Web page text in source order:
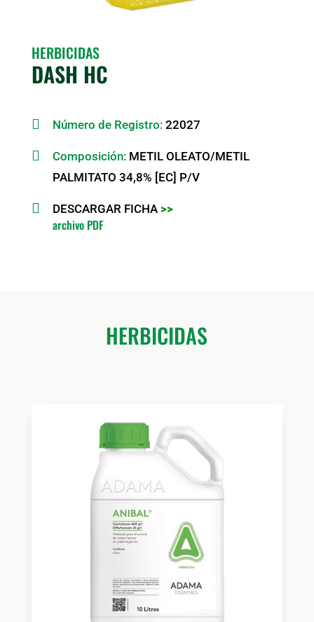
HERBICIDAS
DASH HC
 Número de Registro:22027
 Composición:METIL OLEATO/METIL
PALMITATO 34,8% [EC] P/V
 DESCARGAR FICHA >>
archivo PDF
HERBICIDAS